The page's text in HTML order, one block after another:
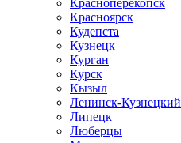
Красноперекопск
Красноярск
Кудепста
Кузнецк
Курган
Курск
Кызыл
Ленинск-Кузнецкий
Липецк
Люберцы